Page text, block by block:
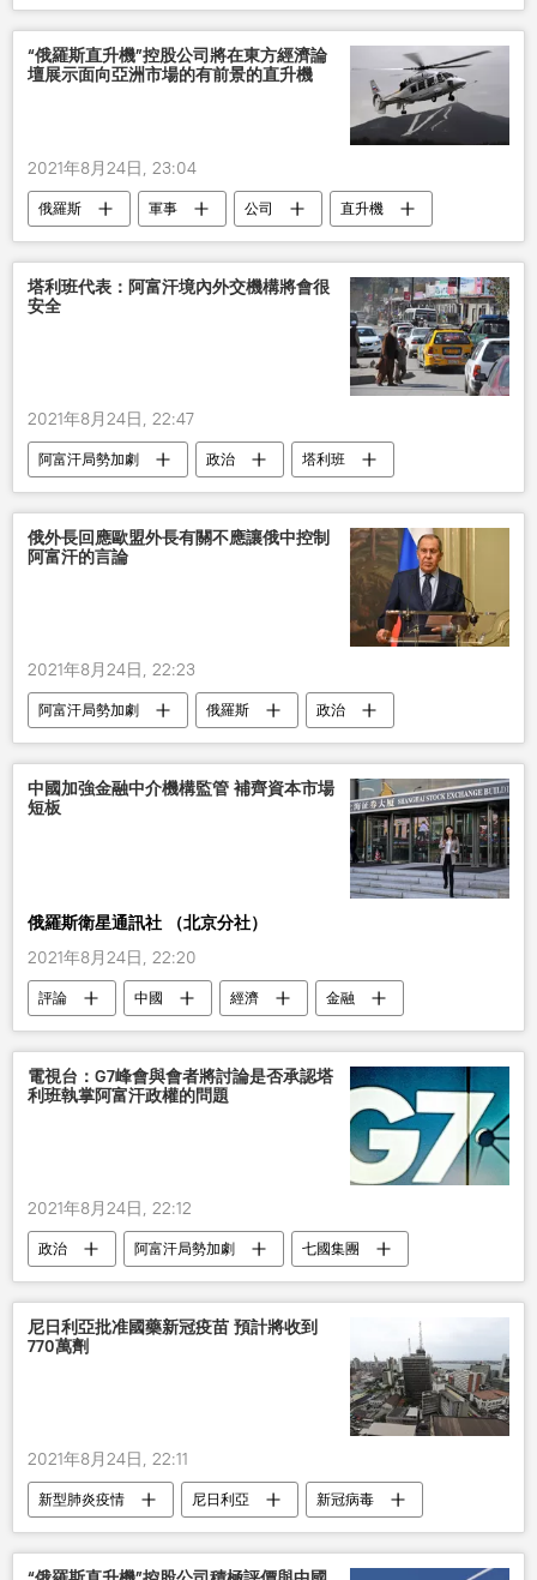
阿富汗局勢加劇
美國中央情報局
“俄羅斯直升機”控股公司將在東方經濟論
壇展示面向亞洲市場的有前景的直升機
2021年8月24日, 23:04
俄羅斯 軍事 公司 直升機
塔利班代表：阿富汗境內外交機構將會很
安全
2021年8月24日, 22:47
阿富汗局勢加劇 政治
塔利班
阿富汗
安全
俄外長回應歐盟外長有關不應讓俄中控制
阿富汗的言論
2021年8月24日, 22:23
阿富汗局勢加劇 俄羅斯
政治
俄外長
控制 阿富汗
中國加強金融中介機構監管 補齊資本市場
短板
俄羅斯衛星通訊社 （北京分社）
2021年8月24日, 22:20
評論 中國 經濟
金融
監管
資本
電視台：G7峰會與會者將討論是否承認塔
利班執掌阿富汗政權的問題
2021年8月24日, 22:12
政治 阿富汗局勢加劇
七國集團
峰會
阿富汗
尼日利亞批准國藥新冠疫苗 預計將收到
770萬劑
2021年8月24日, 22:11
新型肺炎疫情 尼日利亞
新冠病毒
疫苗